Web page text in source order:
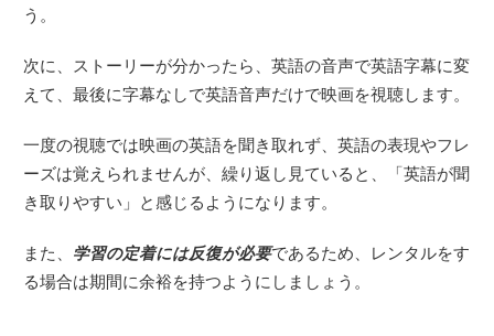
う。
次に、ストーリーが分かったら、英語の音声で英語字幕に変
えて、最後に字幕なしで英語音声だけで映画を視聴します。
一度の視聴では映画の英語を聞き取れず、英語の表現やフレ
ーズは覚えられませんが、繰り返し見ていると、「英語が聞
き取りやすい」と感じるようになります。
また、 学習の定着には反復が必要であるため、レンタルをす
る場合は期間に余裕を持つようにしましょう。